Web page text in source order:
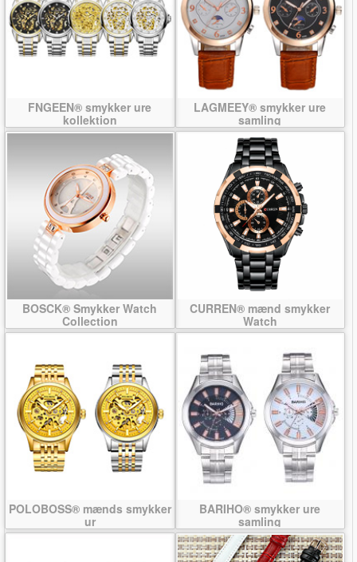
FNGEEN® smykker ure
kollektion
LAGMEEY® smykker ure
samling
BOSCK® Smykker Watch
Collection
CURREN® mænd smykker
Watch
POLOBOSS® mænds smykker
ur
BARIHO® smykker ure
samling